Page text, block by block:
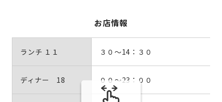
お店情報
ランチ １１ ３０～14：３０
ディナー 18 ００～23：００